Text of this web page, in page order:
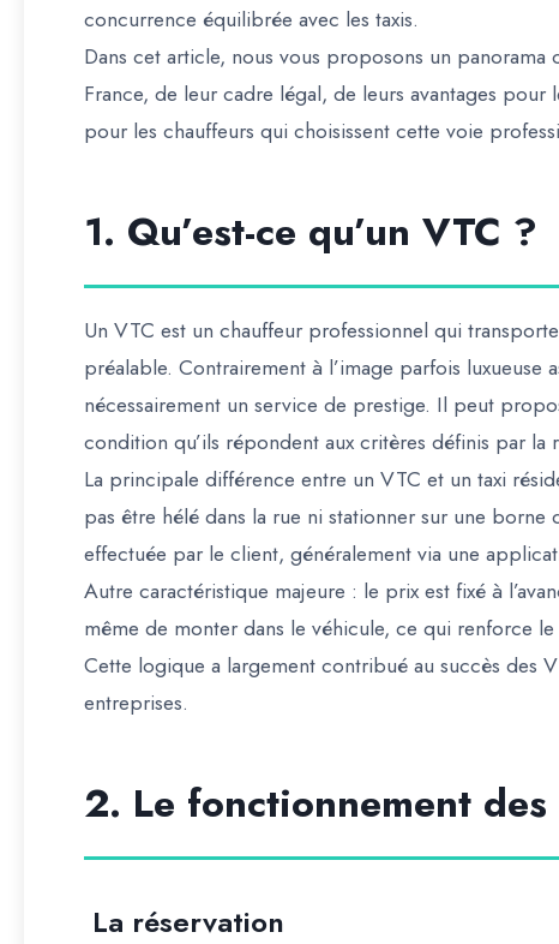
concurrence équilibrée avec les taxis.
Dans cet article, nous vous proposons un
France, de leur cadre légal, de leurs avantages
pour les chauffeurs qui choisissent cette voie
1. Qu’est-ce qu’un VTC ?
Un VTC est un chauffeur professionnel qui
préalable. Contrairement à l’image parfois luxueuse
nécessairement un service de prestige. Il peut
condition qu’ils répondent aux critères définis par la
La principale différence entre un VTC et un taxi
pas être hélé dans la rue ni stationner sur une
effectuée par le client, généralement via une
Autre caractéristique majeure : le prix est fixé à
même de monter dans le véhicule, ce qui renforce
Cette logique a largement contribué au succès des
entreprises.
2. Le fonctionnement
La réservation